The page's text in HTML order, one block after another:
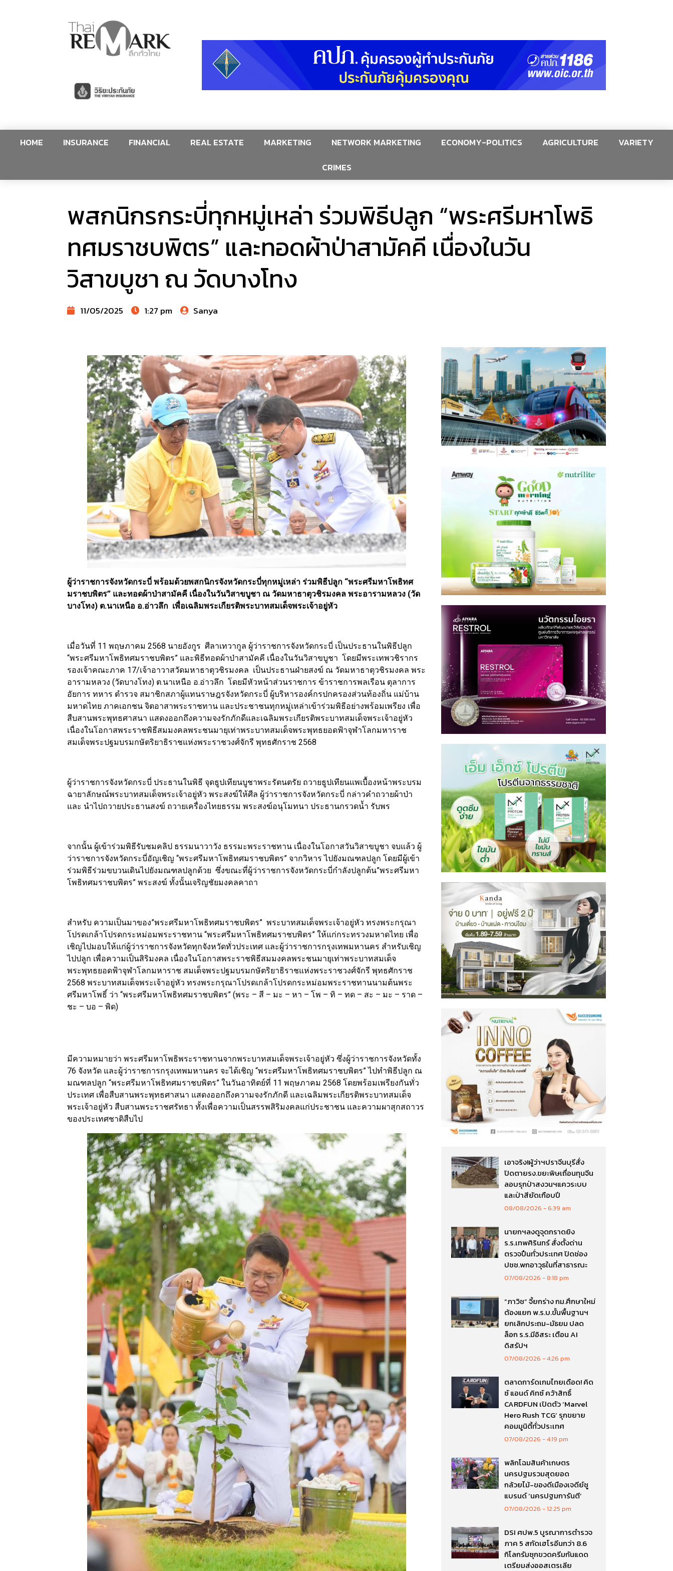
HOME INSURANCE FINANCIAL REAL ESTATE MARKETING NETWORK MARKETING ECONOMY-POLITICS AGRICULTURE
VARIETY
CRIMES
พสกนิกรกระบี่ทุกหมู่เหล่า ร่วมพิธีปลูก “พระศรีมหาโพธิ
ทศมราชบพิตร” และทอดผ้าป่าสามัคคี เนื่องในวัน
วิสาขบูชา ณ วัดบางโทง
11/05/2025 1:27 pm Sanya
ผู้ว่าราชการจังหวัดกระบี่ พร้อมด้วยพสกนิกรจังหวัดกระบี่ทุกหมู่เหล่า ร่วมพิธีปลูก “พระศรีมหาโพธิทศ
มราชบพิตร” และทอดผ้าป่าสามัคคี เนื่องในวันวิสาขบูชา ณ วัดมหาธาตุวชิรมงคล พระอารามหลวง (วัด
บางโทง) ต.นาเหนือ อ.อ่าวลึก เพื่อเฉลิมพระเกียรติพระบาทสมเด็จพระเจ้าอยู่หัว
เมื่อวันที่ 11 พฤษภาคม 2568 นายอังกูร ศีลาเทวากูล ผู้ว่าราชการจังหวัดกระบี่ เป็นประธานในพิธีปลูก
“พระศรีมหาโพธิทศมราชบพิตร” และพิธีทอดผ้าป่าสามัคคี เนื่องในวันวิสาขบูชา โดยมีพระเทพวชิรากร
รองเจ้าคณะภาค 17/เจ้าอาวาสวัดมหาธาตุวชิรมงคล เป็นประธานฝ่ายสงฆ์ ณ วัดมหาธาตุวชิรมงคล พระ
อารามหลวง (วัดบางโทง) ต.นาเหนือ อ.อ่าวลึก โดยมีหัวหน้าส่วนราชการ ข้าราชการพลเรือน ตุลาการ
อัยการ ทหาร ตำรวจ สมาชิกสภาผู้แทนราษฎรจังหวัดกระบี่ ผู้บริหารองค์กรปกครองส่วนท้องถิ่น แม่บ้าน
มหาดไทย ภาคเอกชน จิตอาสาพระราชทาน และประชาชนทุกหมู่เหล่าเข้าร่วมพิธีอย่างพร้อมเพรียง เพื่อ
สืบสานพระพุทธศาสนา แสดงออกถึงความจงรักภักดีและเฉลิมพระเกียรติพระบาทสมเด็จพระเจ้าอยู่หัว
เนื่องในโอกาสพระราชพิธีสมมงคลพระชนมายุเท่าพระบาทสมเด็จพระพุทธยอดฟ้าจุฬาโลกมหาราช
สมเด็จพระปฐมบรมกษัตริยาธิราชแห่งพระราชวงศ์จักรี พุทธศักราช 2568
ผู้ว่าราชการจังหวัดกระบี่ ประธานในพิธี จุดธูปเทียนบูชาพระรัตนตรัย ถวายธูปเทียนแพเบื้องหน้าพระบรม
ฉายาลักษณ์พระบาทสมเด็จพระเจ้าอยู่หัว พระสงฆ์ให้ศีล ผู้ว่าราชการจังหวัดกระบี่ กล่าวคำถวายผ้าป่า
และ นำไปถวายประธานสงฆ์ ถวายเครื่องไทยธรรม พระสงฆ์อนุโมทนา ประธานกรวดน้ำ รับพร
จากนั้น ผู้เข้าร่วมพิธีรับชมคลิป ธรรมนาวาวัง ธรรมะพระราชทาน เนื่องในโอกาสวันวิสาขบูชา จบแล้ว ผู้
ว่าราชการจังหวัดกระบี่อัญเชิญ “พระศรีมหาโพธิทศมราชบพิตร” จากวิหาร ไปยังมณฑลปลูก โดยมีผู้เข้า
ร่วมพิธีร่วมขบวนเดินไปยังมณฑลปลูกด้วย ซึ่งขณะที่ผู้ว่าราชการจังหวัดกระบี่กำลังปลูกต้น”พระศรีมหา
โพธิทศมราชบพิตร” พระสงฆ์ ทั้งนั้นเจริญชัยมงคลคาถา
สำหรับ ความเป็นมาของ”พระศรีมหาโพธิทศมราชบพิตร” พระบาทสมเด็จพระเจ้าอยู่หัว ทรงพระกรุณา
โปรดเกล้าโปรดกระหม่อมพระราชทาน “พระศรีมหาโพธิทศมราชบพิตร” ให้แก่กระทรวงมหาดไทย เพื่อ
เชิญไปมอบให้แก่ผู้ว่าราชการจังหวัดทุกจังหวัดทั่วประเทศ และผู้ว่าราชการกรุงเทพมหานคร สำหรับเชิญ
ไปปลูก เพื่อความเป็นสิริมงคล เนื่องในโอกาสพระราชพิธีสมมงคลพระชนมายุเท่าพระบาทสมเด็จ
พระพุทธยอดฟ้าจุฬาโลกมหาราช สมเด็จพระปฐมบรมกษัตริยาธิราชแห่งพระราชวงศ์จักรี พุทธศักราช
2568 พระบาทสมเด็จพระเจ้าอยู่หัว ทรงพระกรุณาโปรดเกล้าโปรดกระหม่อมพระราชทานนามต้นพระ
ศรีมหาโพธิ์ ว่า “พระศรีมหาโพธิทศมราชบพิตร” (พระ – สี – มะ – หา – โพ – ทิ – ทด – สะ – มะ – ราด –
ชะ – บอ – พิด)
มีความหมายว่า พระศรีมหาโพธิพระราชทานจากพระบาทสมเด็จพระเจ้าอยู่หัว ซึ่งผู้ว่าราชการจังหวัดทั้ง
76 จังหวัด และผู้ว่าราชการกรุงเทพมหานคร จะได้เชิญ “พระศรีมหาโพธิทศมราชบพิตร” ไปทำพิธีปลูก ณ
มณฑลปลูก “พระศรีมหาโพธิทศมราชบพิตร” ในวันอาทิตย์ที่ 11 พฤษภาคม 2568 โดยพร้อมเพรียงกันทั่ว
ประเทศ เพื่อสืบสานพระพุทธศาสนา แสดงออกถึงความจงรักภักดี และเฉลิมพระเกียรติพระบาทสมเด็จ
พระเจ้าอยู่หัว สืบสานพระราชศรัทธา ทั้งเพื่อความเป็นสรรพสิริมงคลแก่ประชาชน และความผาสุกสถาวร
ของประเทศชาติสืบไป
เอาจริง!ผู้ว่าฯปราจีนบุรีสั่ง
ปิดตายรง.ขยะพิษเถื่อนทุนจีน
ลอบรุกป่าสงวนฯแควระบบ
และป่าสียัดเกือบปี
08/08/2026 6:39 am
นายกฯลงดูจุดกราดยิง
ร.ร.เทพศิรินทร์ สั่งตั้งด่าน
ตรวจปืนทั่วประเทศ ปิดช่อง
ปชช.พกอาวุธในที่สาธารณะ
07/08/2026 8:18 pm
“ภาวิช” จี้ยกร่าง กม.ศึกษาใหม่
ต้องแยก พ.ร.บ.ขั้นพื้นฐานฯ
ยกเลิกประถม-มัธยม ปลด
ล็อก ร.ร.มีอิสระ เตือน AI
ดิสรัปฯ
07/08/2026 4:26 pm
ตลาดการ์ดเกมไทยเดือด! คิด
ซ์ แอนด์ คิทซ์ คว้าสิทธิ์
CARDFUN เปิดตัว ‘Marvel
Hero Rush TCG’ รุกขยาย
คอมมูนิตี้ทั่วประเทศ
07/08/2026 4:19 pm
พลิกโฉมสินค้าเกษตร
นครปฐมรวมสุดยอด
กล้วยไม้-ของดีเมืองเจดีย์ชู
แบรนด์ ‘นครปฐมการันตี’
07/08/2026 12:25 pm
DSI ศปพ.5 บูรณาการตำรวจ
ภาค 5 สกัดเฮโรอีนกว่า 8.6
กิโลกรัมซุกขวดครีมกันแดด
เตรียมส่งออสเตรเลีย